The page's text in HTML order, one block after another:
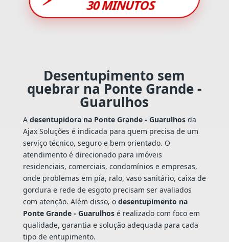
30 MINUTOS
Desentupimento sem
quebrar na Ponte Grande -
Guarulhos
A desentupidora na Ponte Grande - Guarulhosda
Ajax Soluções é indicada para quem precisa de um
serviço técnico, seguro e bem orientado. O
atendimento é direcionado para imóveis
residenciais, comerciais, condomínios e empresas,
onde problemas em pia, ralo, vaso sanitário, caixa de
gordura e rede de esgoto precisam ser avaliados
com atenção. Além disso, o desentupimento na
Ponte Grande - Guarulhosé realizado com foco em
qualidade, garantia e solução adequada para cada
tipo de entupimento.